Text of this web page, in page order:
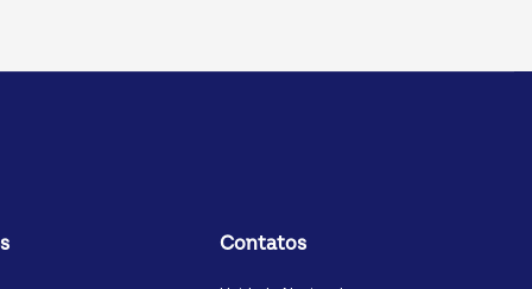
Contatos